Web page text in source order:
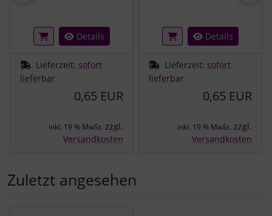
Details
Lieferzeit: sofort
lieferbar
0,65 EUR
inkl. 19 % MwSt. zzgl.
Versandkosten
Details
Lieferzeit: sofort
lieferbar
0,65 EUR
inkl. 19 % MwSt. zzgl.
Versandkosten
Zuletzt angesehen